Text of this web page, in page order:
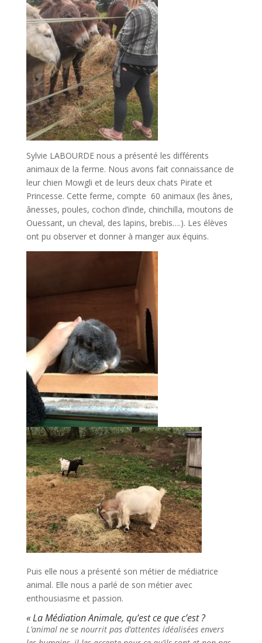
Sylvie LABOURDE nous a présenté les différents
animaux de la ferme. Nous avons fait connaissance de
leur chien Mowgli et de leurs deux chats Pirate et
Princesse. Cette ferme, compte 60 animaux (les ânes,
ânesses, poules, cochon d’inde, chinchilla, moutons de
Ouessant, un cheval, des lapins, brebis….). Les élèves
ont pu observer et donner à manger aux équins.
Puis elle nous a présenté son métier de médiatrice
animal. Elle nous a parlé de son métier avec
enthousiasme et passion.
« La Médiation Animale, qu’est ce que c’est ?
L’animal ne se nourrit pas d’attentes idéalisées envers